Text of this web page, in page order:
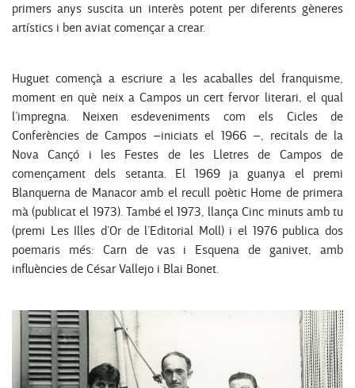
primers anys suscita un interès potent per diferents gèneres
artístics i ben aviat començar a crear.
Huguet començà a escriure a les acaballes del franquisme,
moment en què neix a Campos un cert fervor literari, el qual
l’impregna. Neixen esdeveniments com els Cicles de
Conferències de Campos –iniciats el 1966 –, recitals de la
Nova Cançó i les Festes de les Lletres de Campos de
començament dels setanta. El 1969 ja guanya el premi
Blanquerna de Manacor amb el recull poètic Home de primera
mà (publicat el 1973). També el 1973, llança Cinc minuts amb tu
(premi Les Illes d’Or de l’Editorial Moll) i el 1976 publica dos
poemaris més: Carn de vas i Esquena de ganivet, amb
influències de César Vallejo i Blai Bonet.